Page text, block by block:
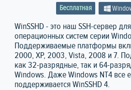
Бесплатная
WinSSHD - это наш SSH-сервер
операционных систем серии
Поддерживаемые платформы
2000, XP, 2003, Vista, 2008 и 7.
как 32-разрядные, так и 64-
Windows. Даже Windows NT4 все
поддерживается WinSSHD 4.